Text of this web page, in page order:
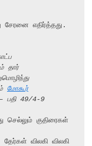
சேரனை எதிர்த்தது.
தார்
மோகூர்
பதி 49/4-9
செல்லும் குதிரைகள்
விலகி விலகி